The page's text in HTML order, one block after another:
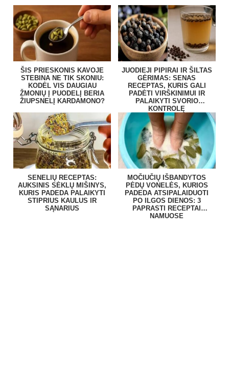
ŠIS PRIESKONIS KAVOJE
STEBINA NE TIK SKONIU:
KODĖL VIS DAUGIAU
ŽMONIŲ Į PUODELĮ BERIA
ŽIUPSNELĮ KARDAMONO?
JUODIEJI PIPIRAI IR ŠILTAS
GĖRIMAS: SENAS
RECEPTAS, KURIS GALI
PADĖTI VIRŠKINIMUI IR
PALAIKYTI SVORIO
KONTROLĘ
SENELIŲ RECEPTAS:
AUKSINIS SĖKLŲ MIŠINYS,
KURIS PADEDA PALAIKYTI
STIPRIUS KAULUS IR
SĄNARIUS
MOČIUČIŲ IŠBANDYTOS
PĖDŲ VONELĖS, KURIOS
PADEDA ATSIPALAIDUOTI
PO ILGOS DIENOS: 3
PAPRASTI RECEPTAI
NAMUOSE